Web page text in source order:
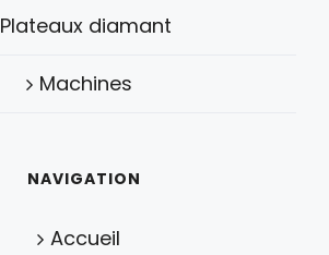
Plateaux diamant
Machines
NAVIGATION
Accueil